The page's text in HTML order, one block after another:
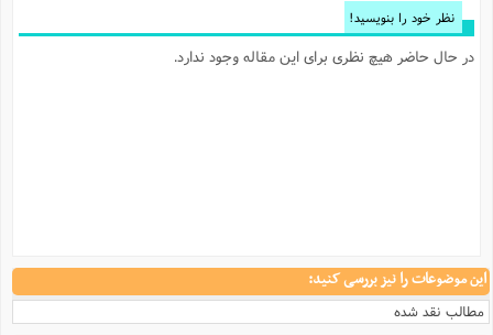
نظر خود را بنویسید!
در حال حاضر هیچ نظری برای این مقاله وجود ندارد.
این موضوعات را نیز بررسی کنید:
مطالب نقد شده